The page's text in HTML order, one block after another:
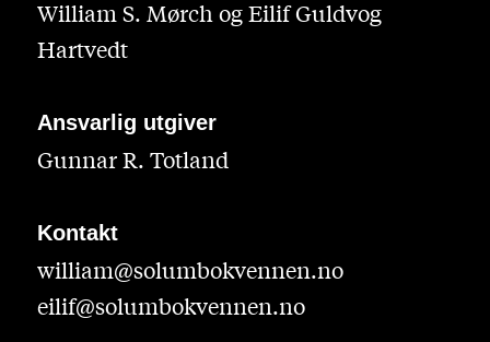
William S. Mørch og Eilif Guldvog
Hartvedt
Ansvarlig utgiver
Gunnar R. Totland
Kontakt
william@solumbokvennen.no
eilif@solumbokvennen.no